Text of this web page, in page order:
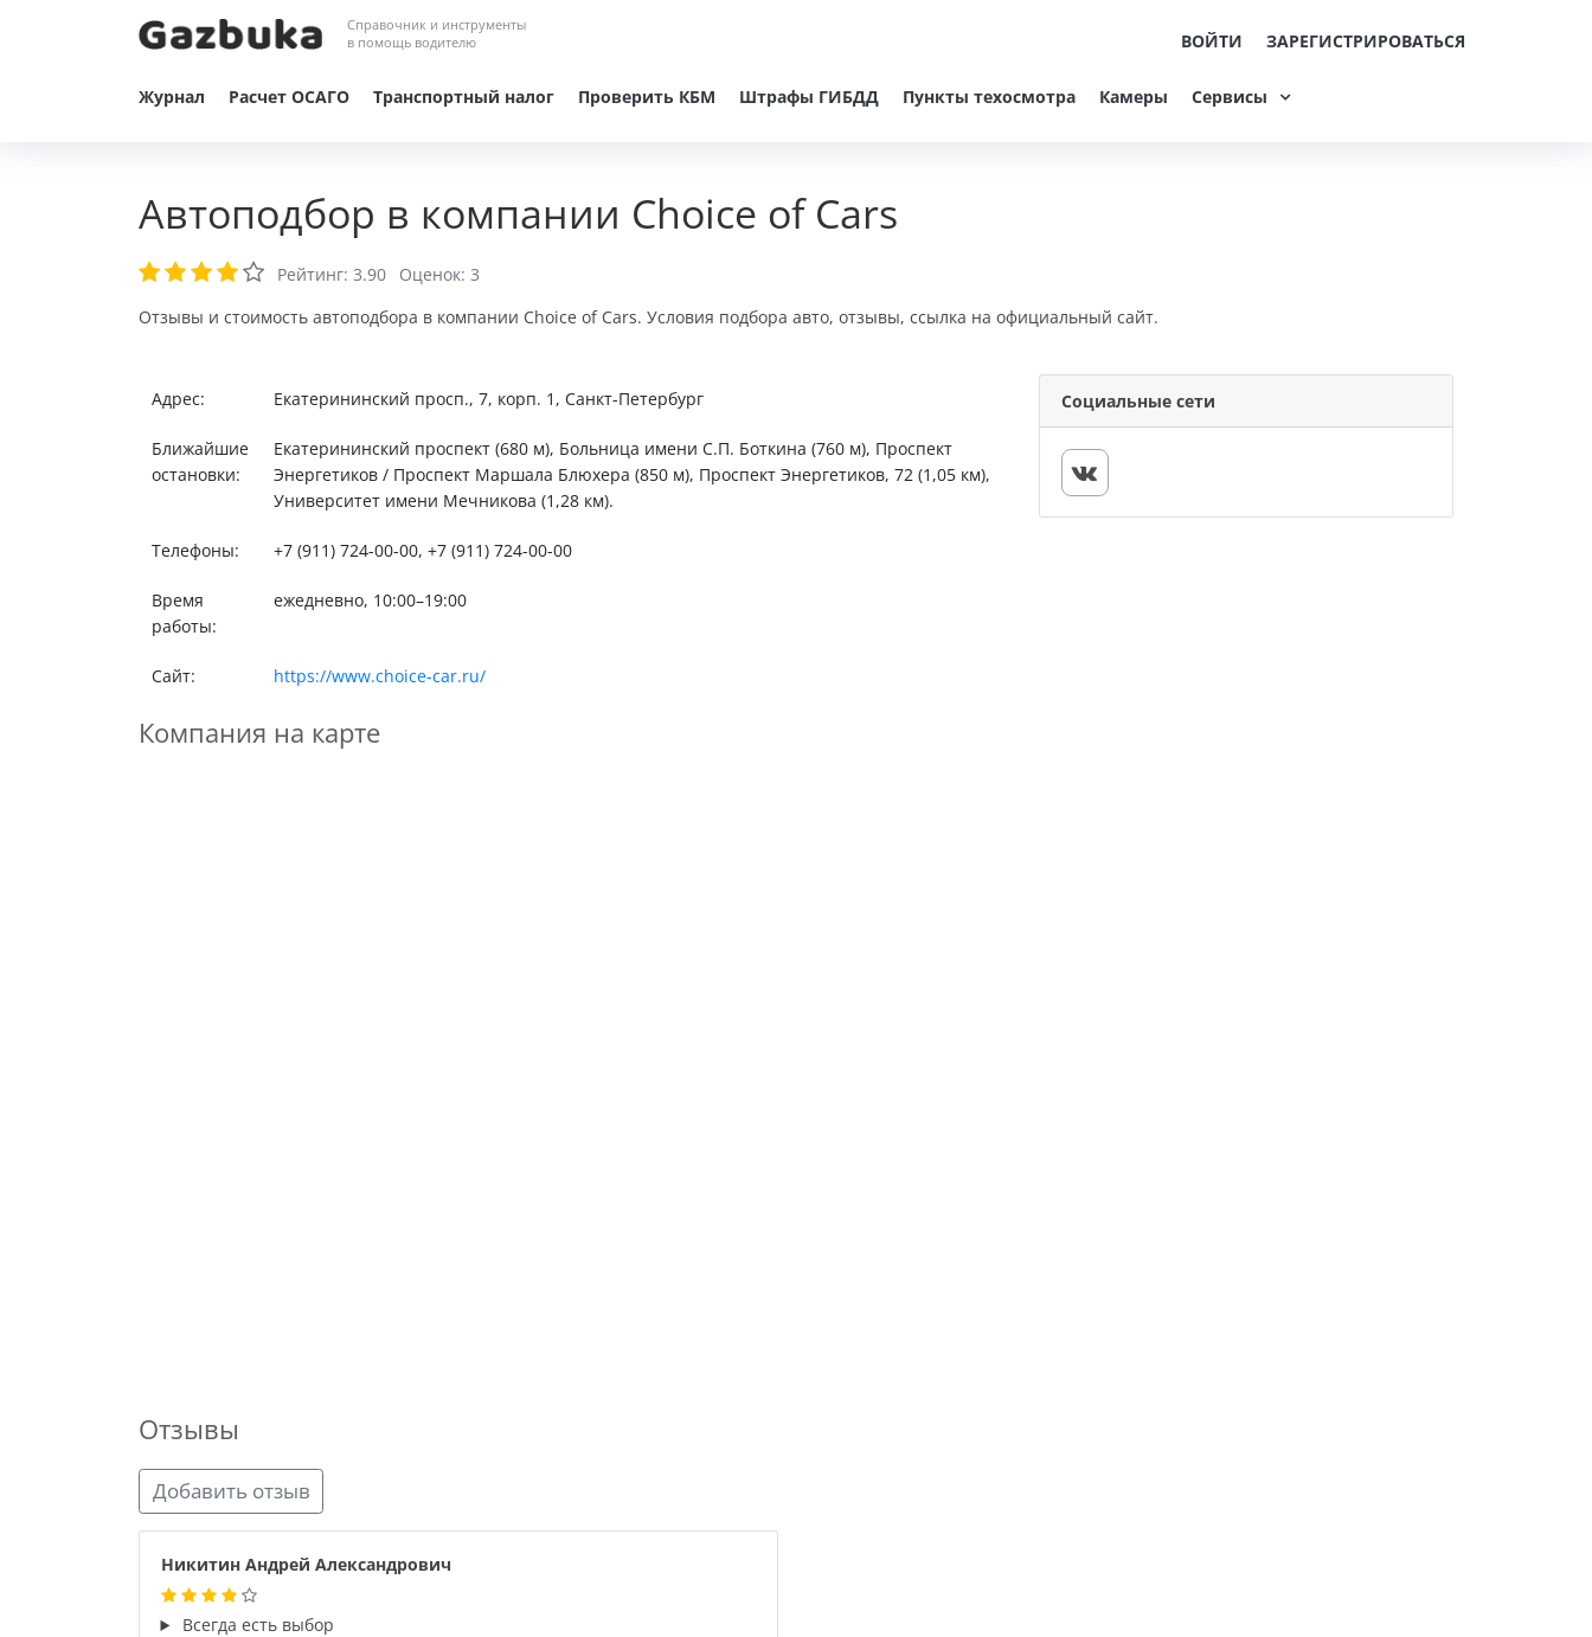
Справочник и инструменты
в помощь водителю
ВОЙТИ ЗАРЕГИСТРИРОВАТЬСЯ
Журнал Расчет ОСАГО Транспортный налог Проверить КБМ Штрафы ГИБДД Пункты техосмотра Камеры Сервисы
Автоподбор в компании Choice of Cars
Рейтинг: 3.90 Оценок: 3
Отзывы и стоимость автоподбора в компании Choice of Cars. Условия подбора авто, отзывы, ссылка на официальный сайт.
Адрес: Екатерининский просп., 7, корп. 1, Санкт-Петербург
Ближайшие
остановки:
Екатерининский проспект (680 м), Больница имени С.П. Боткина (760 м), Проспект
Энергетиков / Проспект Маршала Блюхера (850 м), Проспект Энергетиков, 72 (1,05 км),
Университет имени Мечникова (1,28 км).
Телефоны: +7 (911) 724-00-00, +7 (911) 724-00-00
Время
работы:
ежедневно, 10:00–19:00
Сайт: https://www.choice-car.ru/
Социальные сети
Компания на карте
Отзывы
Добавить отзыв
Никитин Андрей Александрович
Всегда есть выбор